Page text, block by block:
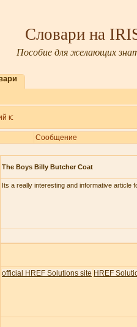
Словари на
Пособие для желающих
к:
Сообщение
The Boys Billy Butcher Coat
Its a really interesting and informative article
official HREF Solutions site HREF